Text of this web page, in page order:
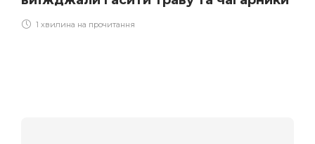
1 хвилина на прочитання